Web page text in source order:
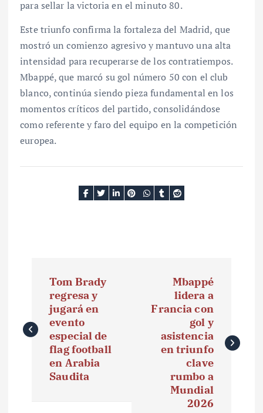
para sellar la victoria en el minuto 80.
Este triunfo confirma la fortaleza del Madrid, que
mostró un comienzo agresivo y mantuvo una alta
intensidad para recuperarse de los contratiempos.
Mbappé, que marcó su gol número 50 con el club
blanco, continúa siendo pieza fundamental en los
momentos críticos del partido, consolidándose
como referente y faro del equipo en la competición
europea.
v
e
Tom Brady
regresa y
jugará en
evento
especial de
flag football
en Arabia
Saudita
Mbappé
lidera a
Francia con
gol y
asistencia
en triunfo
clave
rumbo a
Mundial
2026